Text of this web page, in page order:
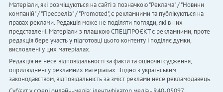
Матеріали, які розміщуються на сайті з позначкою "Реклама" / "Новини
компаній" / "Пресреліз" / "Promoted", є рекламними та публікуються на
правах реклами. Редакція може не поділяти погляди, які в них
представлені. Матеріали з плашкою СПЕЦПРОЄКТ є рекламними, проте
редакція бере участь у підготовці цього контенту і поділяє думки,
висловлені у цих матеріалах.
Редакція не несе відповідальності за факти та оціночні судження,
оприлюднені у рекламних матеріалах. Згідно з українським
законодавством, відповідальність за зміст реклами несе рекламодавець.